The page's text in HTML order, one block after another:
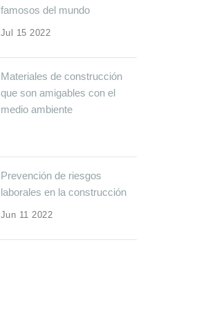
famosos del mundo
Jul 15 2022
Materiales de construcción
que son amigables con el
medio ambiente
Prevención de riesgos
laborales en la construcción
Jun 11 2022